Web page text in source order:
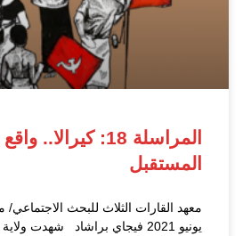
المراسلة 18:
المستقبل
يونيو 2021 فيجاي براشاد شهدت